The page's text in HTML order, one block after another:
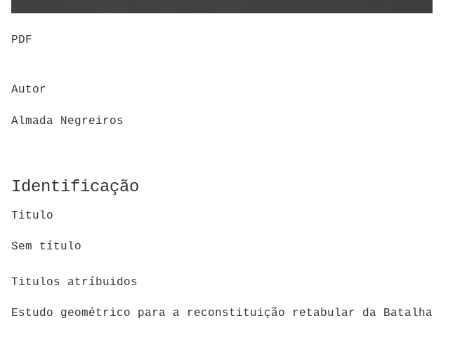
PDF
Autor
Almada Negreiros
Identificação
Titulo
Sem título
Titulos atríbuidos
Estudo geométrico para a reconstituição retabular da Batalha